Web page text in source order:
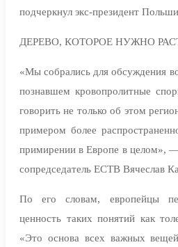
подчеркнул экс-президент
ДЕРЕВО, КОТОРОЕ НУЖНО
«Мы собрались для обсуждения
познавшем кровопролитные
говорить не только об этом
примером более
примирении в Европе в целом»,
сопредседатель ЕСТВ Вячеслав
По его словам, европейцы
ценность таких понятий как
«Это основа всех важных